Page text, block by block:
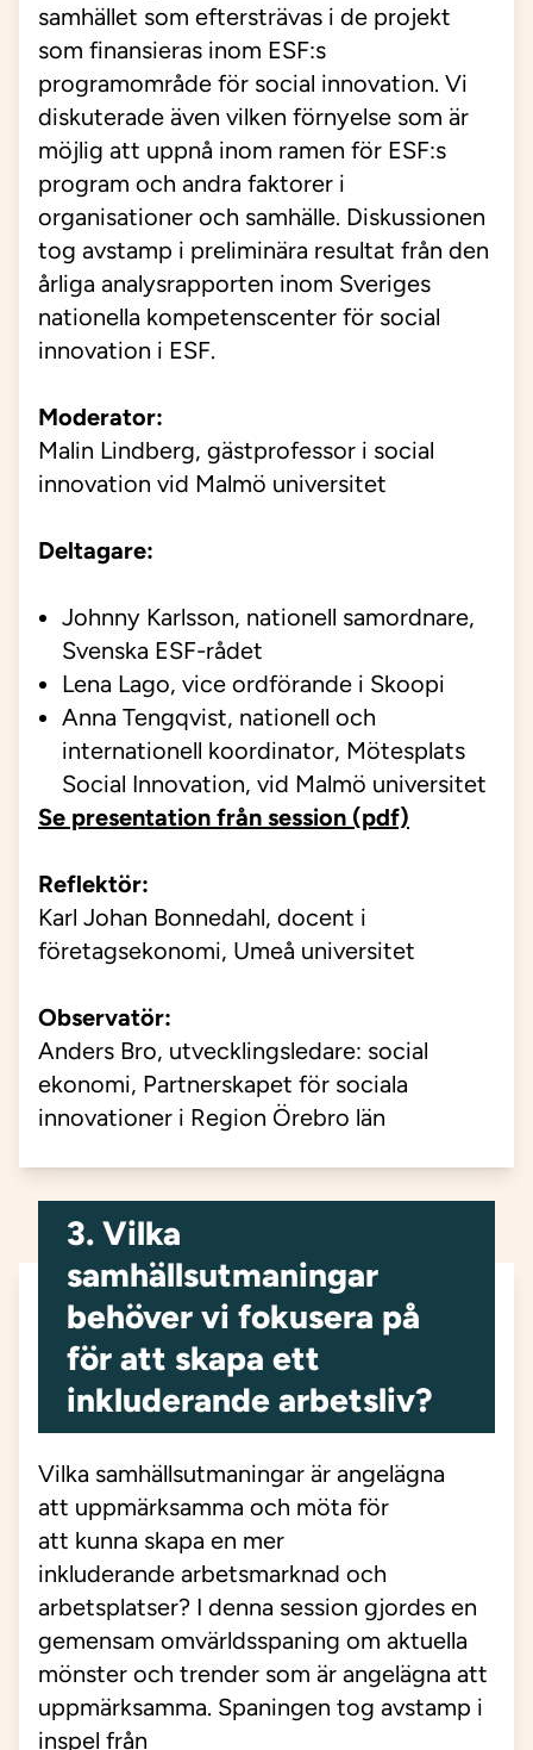
samhället som eftersträvas i de projekt
som finansieras inom ESF:s
programområde för social innovation. Vi
diskuterade även vilken förnyelse som är
möjlig att uppnå inom ramen för ESF:s
program och andra faktorer i
organisationer och samhälle. Diskussionen
tog avstamp i preliminära resultat från den
årliga analysrapporten inom Sveriges
nationella kompetenscenter för social
innovation i ESF.
Moderator:
Malin Lindberg, gästprofessor i social
innovation vid Malmö universitet
Deltagare:
Johnny Karlsson, nationell samordnare,
Svenska ESF-rådet
Lena Lago, vice ordförande i Skoopi
Anna Tengqvist, nationell och
internationell koordinator, Mötesplats
Social Innovation, vid Malmö universitet
Se presentation från session (pdf)
Reflektör:
Karl Johan Bonnedahl, docent i
företagsekonomi, Umeå universitet
Observatör:
Anders Bro, utvecklingsledare: social
ekonomi, Partnerskapet för sociala
innovationer i Region Örebro län
3. Vilka
samhällsutmaningar
behöver vi fokusera på
för att skapa ett
inkluderande arbetsliv?
Vilka samhällsutmaningar är angelägna
att uppmärksamma och möta för
att kunna skapa en mer
inkluderande arbetsmarknad och
arbetsplatser? I denna session gjordes en
gemensam omvärldsspaning om aktuella
mönster och trender som är angelägna att
uppmärksamma. Spaningen tog avstamp i
inspel från